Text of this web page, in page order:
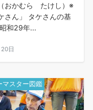
おかむら たけし）※
さん」 タケさんの基
和29年...
日
マスター図鑑